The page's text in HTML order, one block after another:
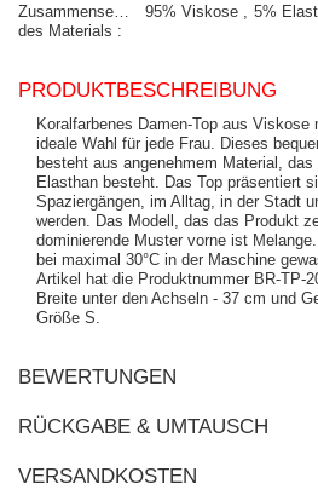
Zusammensetzung
des Materials
95% Viskose 5%
PRODUKTBESCHREIBUNG
Koralfarbenes Damen-Top aus
ideale Wahl für jede Frau. Dieses
besteht aus angenehmem Material,
Elasthan besteht. Das Top präsentiert
Spaziergängen, im Alltag, in der Stadt
werden. Das Modell, das das Produkt
dominierende Muster vorne ist
bei maximal 30°C in der Maschine
Artikel hat die Produktnummer BR-TP-
Breite unter den Achseln - 37 cm und
Größe S.
BEWERTUNGEN
RÜCKGABE & UMTAUSCH
VERSANDKOSTEN